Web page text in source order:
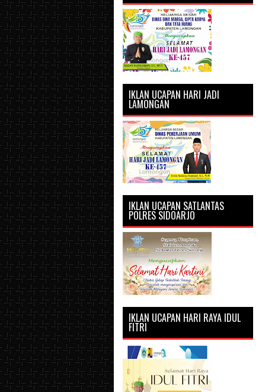
IKLAN UCAPAN HARI JADI
LAMONGAN
IKLAN UCAPAN SATLANTAS
POLRES SIDOARJO
IKLAN UCAPAN HARI RAYA IDUL
FITRI